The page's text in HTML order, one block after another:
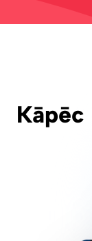
Kāpēc